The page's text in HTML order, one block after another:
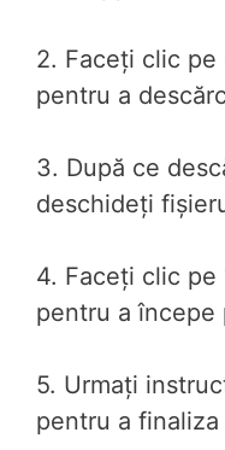
2. Faceți clic
pentru a
3. După ce
deschideți
4. Faceți clic pe
pentru a începe
5. Urmați
pentru a finaliza